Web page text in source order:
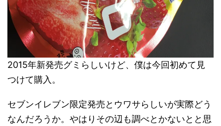
2015年新発売グミらしいけど、僕は今回初めて見
つけて購入。
セブンイレブン限定発売とウワサらしいが実際どう
なんだろうか。やはりその辺も調べとかないとと思